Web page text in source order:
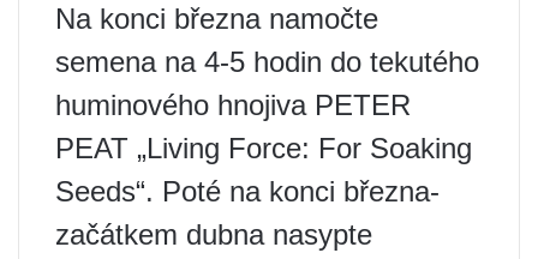
Na konci března namočte
semena na 4-5 hodin do tekutého
huminového hnojiva PETER
PEAT „Living Force: For Soaking
Seeds“. Poté na konci března-
začátkem dubna nasypte